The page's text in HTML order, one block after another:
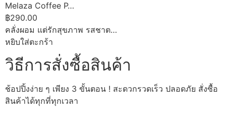
Melaza Coffee P…
฿290.00
คลั่งผอม แต่รักสุขภาพ รสชาต…
หยิบใส่ตะกร้า
วิธีการสั่งซื้อสินค้า
ช้อปปิ้งง่าย ๆ เพียง 3 ขั้นตอน ! สะดวกรวดเร็ว ปลอดภัย สั่งซื้อ
สินค้าได้ทุกที่ทุกเวลา